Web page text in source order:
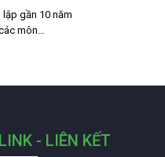
lập gần 10 năm
môn…
LINK - LIÊN KẾT